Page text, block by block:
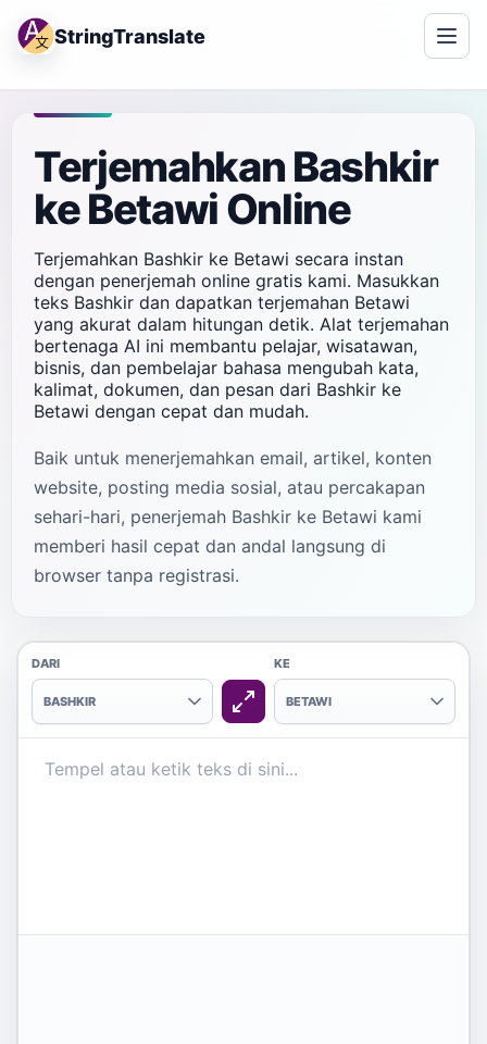
StringTranslate
Terjemahkan Bashkir
ke Betawi Online
Terjemahkan Bashkir ke Betawi secara instan
dengan penerjemah online gratis kami. Masukkan
teks Bashkir dan dapatkan terjemahan Betawi
yang akurat dalam hitungan detik. Alat terjemahan
bertenaga AI ini membantu pelajar, wisatawan,
bisnis, dan pembelajar bahasa mengubah kata,
kalimat, dokumen, dan pesan dari Bashkir ke
Betawi dengan cepat dan mudah.
Baik untuk menerjemahkan email, artikel, konten
website, posting media sosial, atau percakapan
sehari-hari, penerjemah Bashkir ke Betawi kami
memberi hasil cepat dan andal langsung di
browser tanpa registrasi.
DARI
BASHKIR
KE
BETAWI